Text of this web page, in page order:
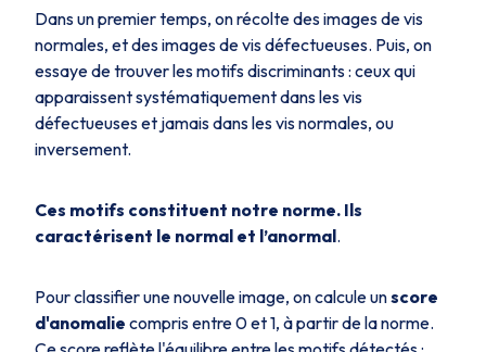
Dans un premier temps, on récolte des images de vis
normales, et des images de vis défectueuses. Puis, on
essaye de trouver les motifs discriminants : ceux qui
apparaissent systématiquement dans les vis
défectueuses et jamais dans les vis normales, ou
inversement.
Ces motifs constituent notre norme. Ils
caractérisent le normal et l’anormal.
Pour classifier une nouvelle image, on calcule unscore
d'anomalie compris entre 0 et 1, à partir de la norme.